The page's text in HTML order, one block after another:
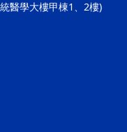
醫學大樓甲棟1、2樓)